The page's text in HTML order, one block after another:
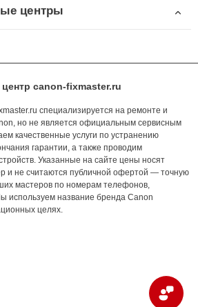
центры
canon-fixmaster.ru
специализируется на ремонте и
но не является официальным сервисным
качественные услуги по устранению
гарантии, а также проводим
Указанные на сайте цены носят
и не считаются публичной офертой — точную
мастеров по номерам телефонов,
используем название бренда Canon
целях.